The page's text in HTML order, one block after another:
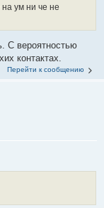
ум ни че не
С вероятностью
контактах.
Перейти к сообщению